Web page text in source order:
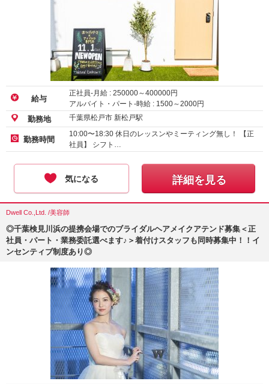
給与
正社員-月給 : 250000～400000円
アルバイト・パート-時給 : 1500～2000円
勤務地 千葉県松戸市 新松戸駅
勤務時間
10:00〜18:30 休日のレッスンやミーティング無し！ 【正
社員】 シフト…
気になる 詳細を見る
Dwell Co.,Ltd. /美容師
◎千葉検見川浜の提携会場でのブライダルヘアメイクアテンド募集＜正
社員・パート・業務委託選べます♪＞着付けスタッフも同時募集中！！イ
ンセンティブ制度あり◎